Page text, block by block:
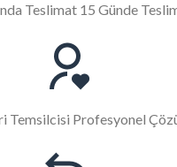
Teslimat 15 Günde
Temsilcisi Profesyonel